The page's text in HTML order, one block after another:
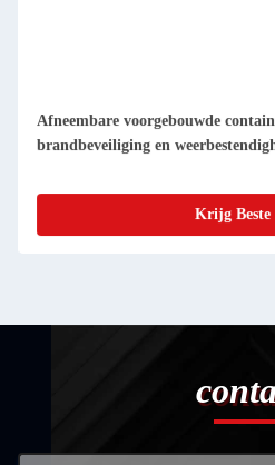
Compacte afneembare
schoon te maken en stofdicht
Krijg